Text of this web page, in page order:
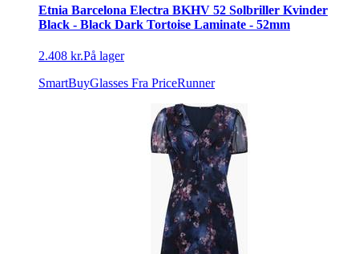
Etnia Barcelona Electra BKHV 52 Solbriller Kvinder
Black - Black Dark Tortoise Laminate - 52mm
2.408 kr.På lager
SmartBuyGlasses Fra PriceRunner